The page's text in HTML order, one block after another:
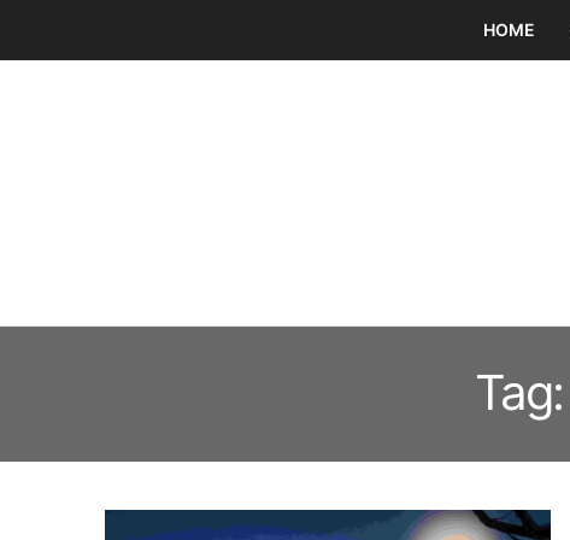
HOME
Tag: